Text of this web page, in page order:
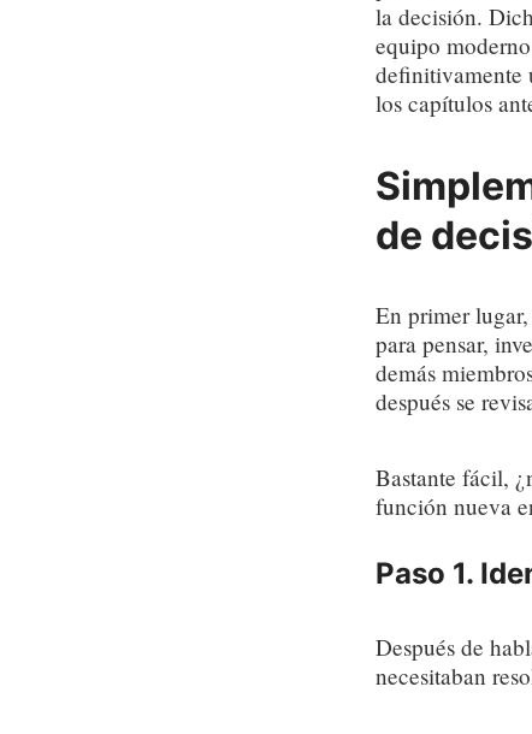
la decisión.
equipo
definitivamente
los capítulos
de
En primer
para pensar,
demás
después se
Bastante fácil,
función nueva
Paso 1.
Después de
necesitaban